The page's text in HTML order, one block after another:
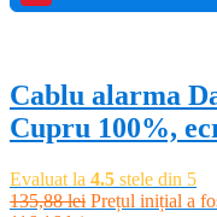
Cablu alarma
Cupru 100%,
Evaluat la 4.5 stele din 5
135,88lei Prețul inițial a